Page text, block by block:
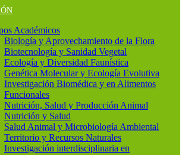
Académicos
Biología y Aprovechamiento de la Flora
Biotecnología y Sanidad Vegetal
Ecología y Diversidad Faunística
Genética Molecular y Ecología Evolutiva
Investigación Biomédica y en Alimentos
Funcionales
Nutrición, Salud y Producción Animal
Nutrición y Salud
Salud Animal y Microbiología Ambiental
Territorio y Recursos Naturales
Investigación interdisciplinaria en